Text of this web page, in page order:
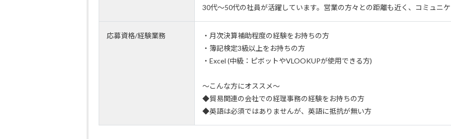
30代～50代の社員が活躍しています。営業の方々との距離も近く、コミュニ
応募資格/経験業務
・月次決算補助程度の経験をお持ちの方
・簿記検定3級以上をお持ちの方
・Excel (中級：ピボットやVLOOKUPが使用できる方)
～こんな方にオススメ～
◆貿易関連の会社での経理事務の経験をお持ちの方
◆英語は必須ではありませんが、英語に抵抗が無い方